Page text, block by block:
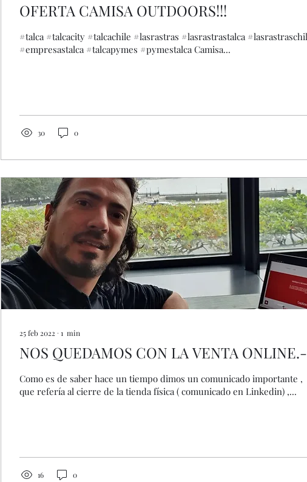
OFERTA CAMISA OUTDOORS!!!
#talca #talcacity #talcachile #lasrastras #lasrastrastalca #lasrastraschile
#empresastalca #talcapymes #pymestalca Camisa...
30 0
25 feb 2022 ∙ 1 min
NOS QUEDAMOS CON LA VENTA ONLINE.-
Como es de saber hace un tiempo dimos un comunicado importante ,
que refería al cierre de la tienda física ( comunicado en Linkedin) ,...
16 0